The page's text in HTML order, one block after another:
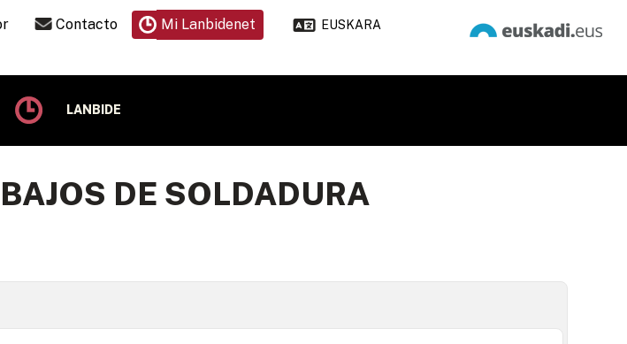
Contacto Mi Lanbidenet EUSKARA
LANBIDE
DE SOLDADURA